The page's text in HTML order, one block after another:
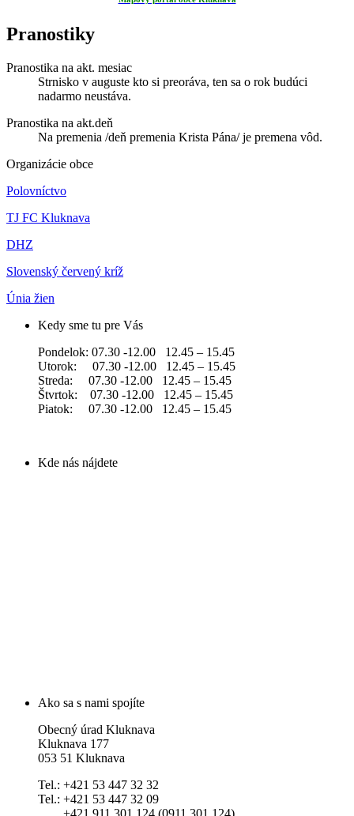
Pranostiky
Pranostika na akt. mesiac
Strnisko v auguste kto si preoráva, ten sa o rok budúci
nadarmo neustáva.
Pranostika na akt.deň
Na premenia /deň premenia Krista Pána/ je premena vôd.
Organizácie obce
Polovníctvo
TJ FC Kluknava
DHZ
Slovenský červený kríž
Únia žien
Kedy sme tu pre Vás
Pondelok: 07.30 -12.00 12.45 – 15.45
Utorok: 07.30 -12.00 12.45 – 15.45
Streda: 07.30 -12.00 12.45 – 15.45
Štvrtok: 07.30 -12.00 12.45 – 15.45
Piatok: 07.30 -12.00 12.45 – 15.45
Kde nás nájdete
Ako sa s nami spojíte
Obecný úrad Kluknava
Kluknava 177
053 51 Kluknava
Tel.: +421 53 447 32 32
Tel.: +421 53 447 32 09
+421 911 301 124 (0911 301 124)